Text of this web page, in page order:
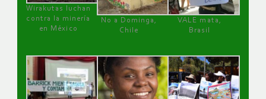
Wirakutas luchan
contra la minería
en México
No a Dominga,
Chile
VALE mata,
Brasil